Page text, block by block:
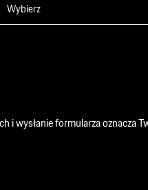
i wysłanie formularza oznacza